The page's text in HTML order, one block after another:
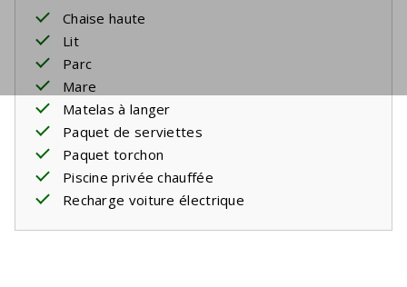
Chaise haute
Lit
Parc
Mare
Matelas à langer
Paquet de serviettes
Paquet torchon
Piscine privée chauffée
Recharge voiture électrique